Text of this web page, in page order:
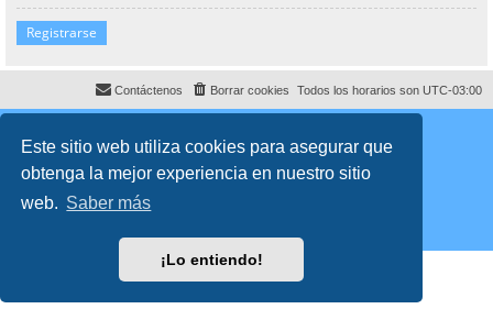
Este sitio web utiliza cookies para asegurar que
obtenga la mejor experiencia en nuestro sitio
web. Saber más
¡Lo entiendo!
Registrarse
Todos los horarios son UTC-03:00
Borrar cookies
Contáctenos
Traducción al español porphpBB España
Abogados Argentinos
Privacidad|Condiciones